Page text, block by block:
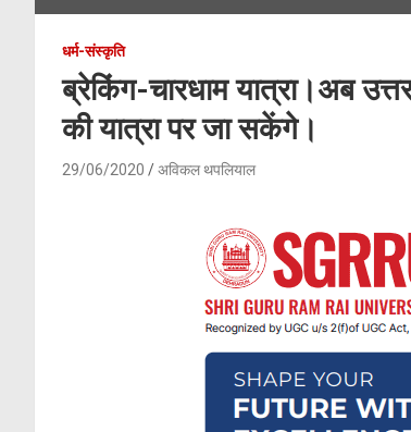
धर्म-संस्कृति
ब्रेकिंग-चारधाम यात्रा।अब
की यात्रा पर जा सकेंगे।
29/06/2020 अविकल थपलियाल